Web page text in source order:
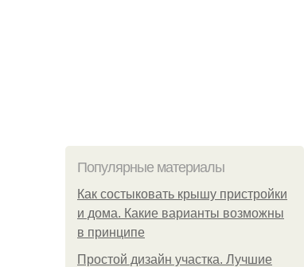
Популярные материалы
Как состыковать крышу пристройки
и дома. Какие варианты возможны
в принципе
Простой дизайн участка. Лучшие